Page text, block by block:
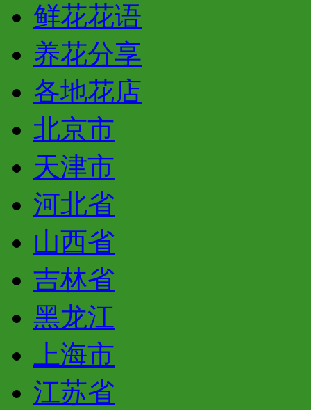
鲜花花语
养花分享
各地花店
北京市
天津市
河北省
山西省
吉林省
黑龙江
上海市
江苏省